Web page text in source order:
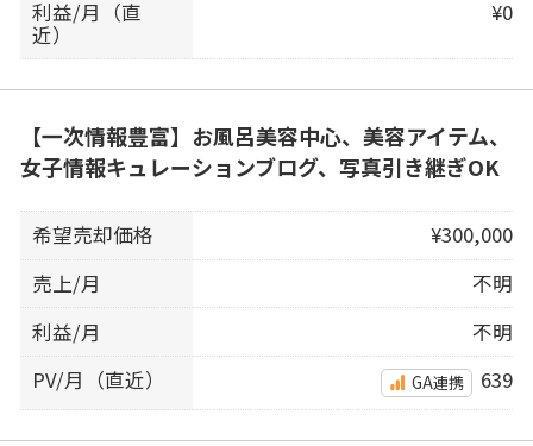
利益/月（直
近）
¥0
【一次情報豊富】お風呂美容中心、美容アイテム、
女子情報キュレーションブログ、写真引き継ぎOK
希望売却価格
¥300,000
売上/月
不明
利益/月
不明
PV/月（直近）
GA連携 639